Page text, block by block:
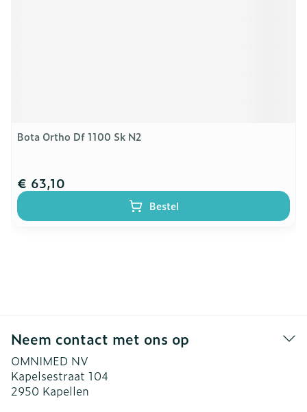
Bota Ortho Df 1100 Sk N2
€ 63,10
Bestel
Neem contact met ons op
OMNIMED NV
Kapelsestraat 104
2950 Kapellen